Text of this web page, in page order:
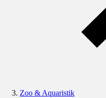
Zoo & Aquaristik